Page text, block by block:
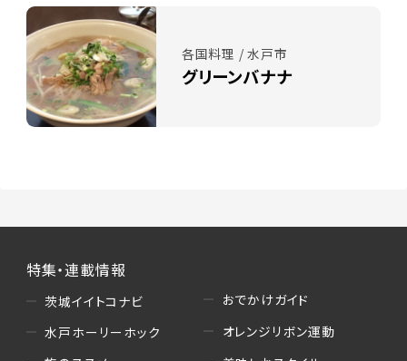
各国料理 / 水戸市
グリーンバナナ
特集・連載情報
茨城イイトコナビ
水戸ホーリーホック
おでかけガイド
オレンジリボン運動